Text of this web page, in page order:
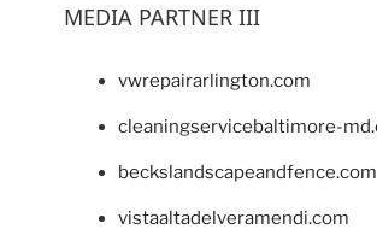
MEDIA PARTNER III
vwrepairarlington.com
cleaningservicebaltimore-
beckslandscapeandfence.com
vistaaltadelveramendi.com